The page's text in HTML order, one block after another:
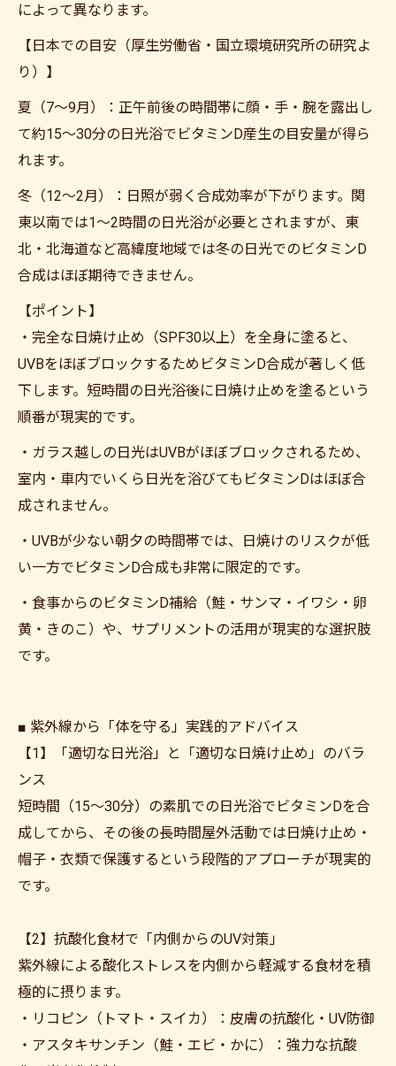
によって異なります。
【日本での目安（厚生労働省・国立環境研究所の研究よ
り）】
夏（7〜9月）：正午前後の時間帯に顔・手・腕を露出し
て約15〜30分の日光浴でビタミンD産生の目安量が得ら
れます。
冬（12〜2月）：日照が弱く合成効率が下がります。関
東以南では1〜2時間の日光浴が必要とされますが、東
北・北海道など高緯度地域では冬の日光でのビタミンD
合成はほぼ期待できません。
【ポイント】
・完全な日焼け止め（SPF30以上）を全身に塗ると、
UVBをほぼブロックするためビタミンD合成が著しく低
下します。短時間の日光浴後に日焼け止めを塗るという
順番が現実的です。
・ガラス越しの日光はUVBがほぼブロックされるため、
室内・車内でいくら日光を浴びてもビタミンDはほぼ合
成されません。
・UVBが少ない朝夕の時間帯では、日焼けのリスクが低
い一方でビタミンD合成も非常に限定的です。
・食事からのビタミンD補給（鮭・サンマ・イワシ・卵
黄・きのこ）や、サプリメントの活用が現実的な選択肢
です。
■ 紫外線から「体を守る」実践的アドバイス
【1】「適切な日光浴」と「適切な日焼け止め」のバラ
ンス
短時間（15〜30分）の素肌での日光浴でビタミンDを合
成してから、その後の長時間屋外活動では日焼け止め・
帽子・衣類で保護するという段階的アプローチが現実的
です。
【2】抗酸化食材で「内側からのUV対策」
紫外線による酸化ストレスを内側から軽減する食材を積
極的に摂ります。
・リコピン（トマト・スイカ）：皮膚の抗酸化・UV防御
・アスタキサンチン（鮭・エビ・かに）：強力な抗酸